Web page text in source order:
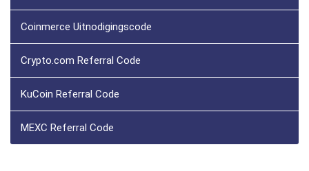
Coinmerce Uitnodigingscode
Crypto.com Referral Code
KuCoin Referral Code
MEXC Referral Code